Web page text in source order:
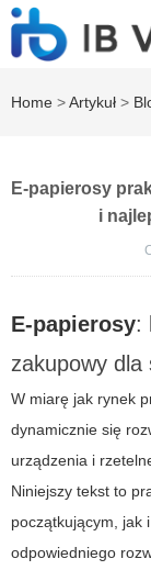
Home >Artykuł >
E-papierosy
i
E-papierosy:
zakupowy dla
W miarę jak rynek
dynamicznie się
urządzenia i
Niniejszy tekst to
początkującym, jak
odpowiedniego